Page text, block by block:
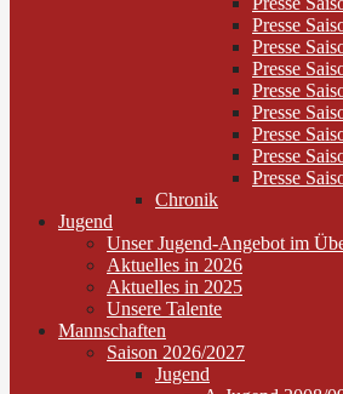
Presse
Presse
Presse
Presse
Presse
Presse
Presse
Presse
Chronik
Jugend
Unser Jugend-Angebot im
Aktuelles in 2026
Aktuelles in 2025
Unsere Talente
Mannschaften
Saison 2026/2027
Jugend